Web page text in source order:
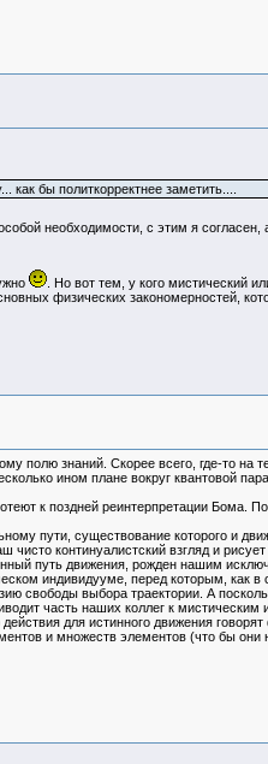
бы политкорректнее заметить....
необходимости, с этим я согласен,
. Но вот тем, у кого мистический
физических закономерностей,
полю знаний. Скорее всего, где-то на
ином плане вокруг квантовой
к поздней реинтерпретации Бома.
пути, существование которого и
континуалистский взгляд и
путь движения, рожден нашим
индивидууме, перед которым, как
свободы выбора траектории. А
часть наших коллег к мистическим
для истинного движения
и множеств элементов (что бы они